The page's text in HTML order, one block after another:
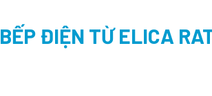
BẾP ĐIỆN TỪ ELICA